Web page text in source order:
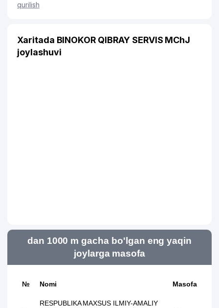
qurilish
Xaritada BINOKOR QIBRAY SERVIS MChJ
joylashuvi
dan 1000 m gacha bo'lgan eng yaqin
joylarga masofa
№ Nomi Masofa
RESPUBLIKA MAXSUS ILMIY-AMALIY